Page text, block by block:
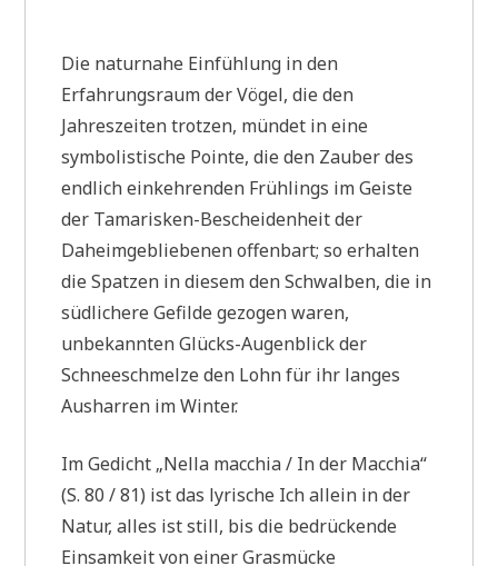
Die naturnahe Einfühlung in den
Erfahrungsraum der Vögel, die den
Jahreszeiten trotzen, mündet in eine
symbolistische Pointe, die den Zauber des
endlich einkehrenden Frühlings im Geiste
der Tamarisken-Bescheidenheit der
Daheimgebliebenen offenbart; so erhalten
die Spatzen in diesem den Schwalben, die in
südlichere Gefilde gezogen waren,
unbekannten Glücks-Augenblick der
Schneeschmelze den Lohn für ihr langes
Ausharren im Winter.
Im Gedicht „Nella macchia / In der Macchia“
(S. 80 / 81) ist das lyrische Ich allein in der
Natur, alles ist still, bis die bedrückende
Einsamkeit von einer Grasmücke